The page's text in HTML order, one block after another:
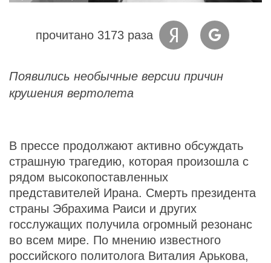
прочитано 3173 раза
Появились необычные версии причин
крушения вертолета
В прессе продолжают активно обсуждать
страшную трагедию, которая произошла с
рядом высокопоставленных
представителей Ирана. Смерть президента
страны Эбрахима Раиси и других
госслужащих получила огромный резонанс
во всем мире. По мнению известного
российского политолога Виталия Арькова,